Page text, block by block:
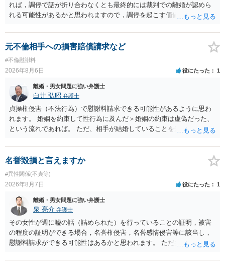
れば，調停で話が折り合わなくとも最終的には裁判での離婚が認めら
れる可能性があるかと思われますので，調停を起こす価値はあるよう
は調停が成立するということはないため，相手が合意するメリットを
だしてでも調停で終わらせるよう努めるのか，裁判離婚を見据えて調
停での離婚に固執しないかいずれかの対応は必要となるかと思われま
す。 お一人で対応するのは難しい側面もありますので弁護士を立てる
ことを検討されると良いかと思われます。
元不倫相手への損害賠償請求など
#不倫慰謝料
2026年8月6日 役にたった 1
離婚・男女問題に強い弁護士
白井 弘昭 弁護士
貞操権侵害（不法行為）で慰謝料請求できる可能性があるように思わ
れます。 婚姻を約束して性行為に及んだ＞婚姻の約束は虚偽だった、
という流れであれば。 ただ、相手が結婚していることを知って行為に
性も認められそうですので、あまり慰謝料は高額にならないように思
われます。 一度、最寄りの弁護士に相談してみてください。
名誉毀損と言えますか
#異性関係(不貞等)
2026年8月7日 役にたった 1
離婚・男女問題に強い弁護士
泉 亮介 弁護士
その女性が週に嘘の話（詰められた）を行っていることの証明，被害
の程度の証明ができる場合，名誉権侵害，名誉感情侵害等に該当し，
慰謝料請求ができる可能性はあるかと思われます。 ただ弁護士費用を
た方が良いでしょう。